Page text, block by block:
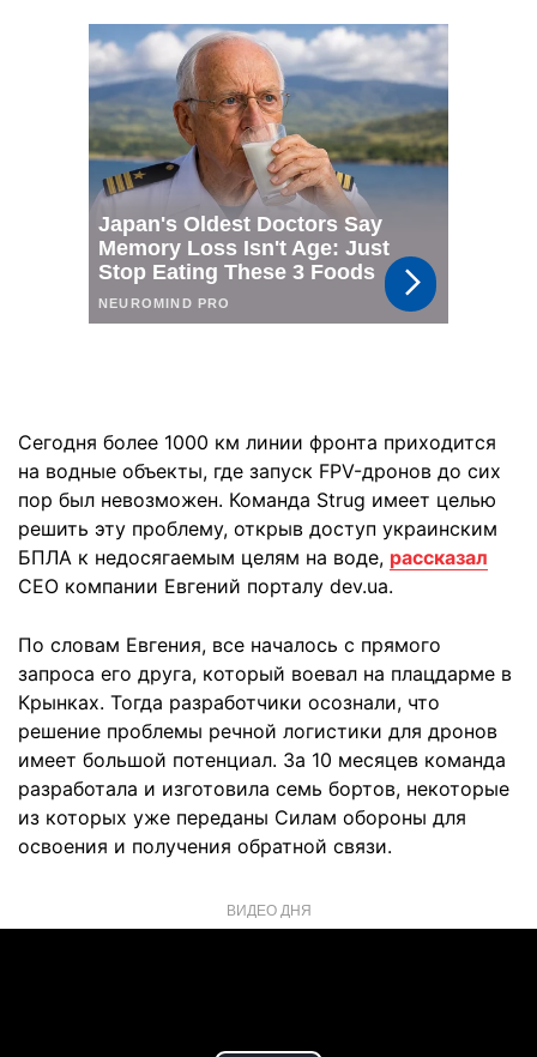
Сегодня более 1000 км линии фронта приходится
на водные объекты, где запуск FPV-дронов до сих
пор был невозможен. Команда Strug имеет целью
решить эту проблему, открыв доступ украинским
БПЛА к недосягаемым целям на воде, рассказал
CEO компании Евгений порталу dev.ua.
По словам Евгения, все началось с прямого
запроса его друга, который воевал на плацдарме в
Крынках. Тогда разработчики осознали, что
решение проблемы речной логистики для дронов
имеет большой потенциал. За 10 месяцев команда
разработала и изготовила семь бортов, некоторые
из которых уже переданы Силам обороны для
освоения и получения обратной связи.
ВИДЕО ДНЯ